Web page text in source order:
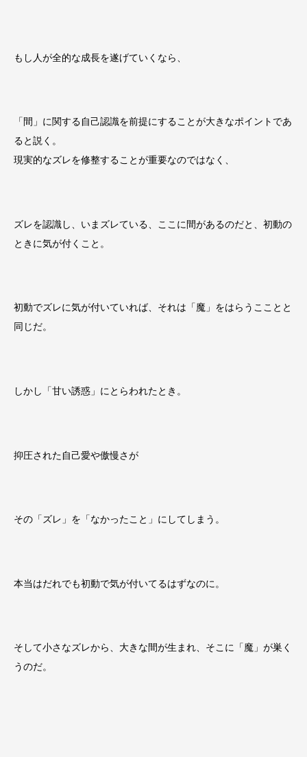
もし人が全的な成長を遂げていくなら、
「間」に関する自己認識を前提にすることが大きなポイントであ
ると説く。
現実的なズレを修整することが重要なのではなく、
ズレを認識し、いまズレている、ここに間があるのだと、初動の
ときに気が付くこと。
初動でズレに気が付いていれば、それは「魔」をはらうこことと
同じだ。
しかし「甘い誘惑」にとらわれたとき。
抑圧された自己愛や傲慢さが
その「ズレ」を「なかったこと」にしてしまう。
本当はだれでも初動で気が付いてるはずなのに。
そして小さなズレから、大きな間が生まれ、そこに「魔」が巣く
うのだ。